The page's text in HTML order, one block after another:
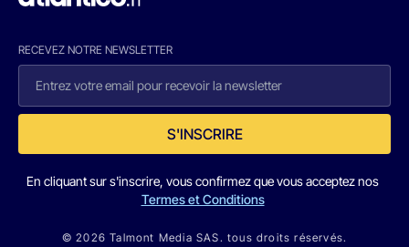
RECEVEZ NOTRE NEWSLETTER
S'INSCRIRE
En cliquant sur s'inscrire, vous confirmez que vous acceptez nos
Termes et Conditions
© 2026 Talmont Media SAS. tous droits réservés.